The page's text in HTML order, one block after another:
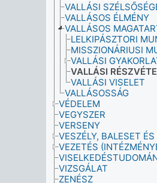
VALLÁSI
VALLÁSOS ÉLMÉNY
VALLÁSOS
LELKIPÁSZTORI
MISSZIONÁRIUSI
VALLÁSI
VALLÁSI
VALLÁSI VISELET
VALLÁSOSSÁG
VÉDELEM
VEGYSZER
VERSENY
VESZÉLY, BALESET
VEZETÉS
VIZSGÁLAT
ZENÉSZ